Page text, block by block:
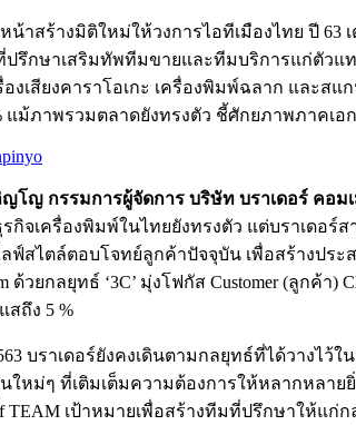
น้าสร้างมิติใหม่ให้วงการไอทีเมืองไทย ปี
ปรึกษาเสริมทัพทีมขายและทีมบริการแก่ตัว
องเสียงคาราโอเกะ เครื่องพิมพ์ฉลาก และ
แม้ภาพรวมตลาดยังทรงตัว ชี้ศักยภาพภาคเ
ญ กรรมการผู้จัดการ บริษัท บราเดอร์ คอมเม
รกิจเครื่องพิมพ์ในไทยยังทรงตัว แต่บราเด
สไตล์ตอบโจทย์ลูกค้าปัจจุบัน เพื่อสร้างประส
ด้วยกลยุทธ์ ‘3C’ มุ่งโฟกัส Customer (ลูก
สถึง 5 %
บราเดอร์ยังคงเดินตามกลยุทธ์ที่ได้วางไว้ใ
หม่ๆ ที่เติมเต็มความต้องการให้หลากหลายยิ่
of TEAM เป้าหมายเพื่อสร้างทีมที่ปรึกษาใ